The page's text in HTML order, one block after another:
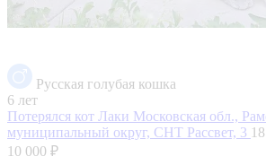
Русская голубая кошка
6 лет
Потерялся кот Лаки Московская обл.,
муниципальный округ, СНТ Рассвет, 3
10 000 ₽